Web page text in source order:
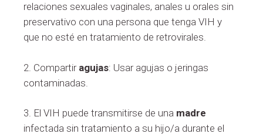
relaciones sexuales vaginales, anales u orales sin
preservativo con una persona que tenga VIH y
que no esté en tratamiento de retrovirales.
2. Compartiragujas: Usar agujas o jeringas
contaminadas.
3. El VIH puede transmitirse de una madre
infectada sin tratamiento a su hijo/a durante el